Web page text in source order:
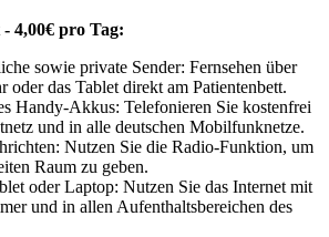
4,00€ pro Tag:
sowie private Sender: Fernsehen über
oder das Tablet direkt am Patientenbett.
Handy-Akkus: Telefonieren Sie kostenfrei
und in alle deutschen Mobilfunknetze.
Nutzen Sie die Radio-Funktion, um
Raum zu geben.
oder Laptop: Nutzen Sie das Internet mit
und in allen Aufenthaltsbereichen des